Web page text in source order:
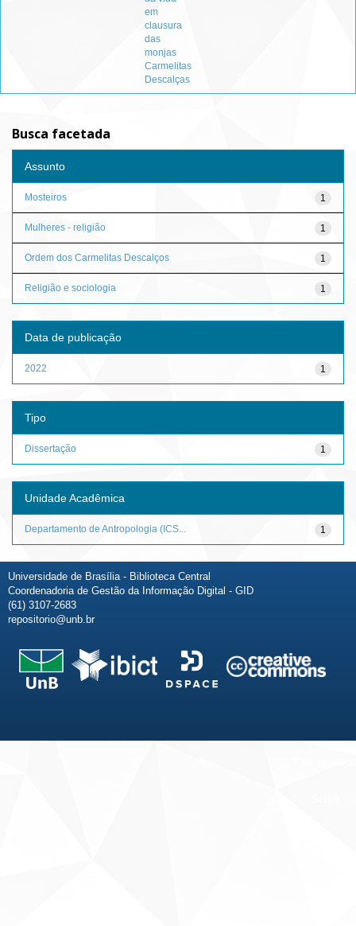
em
clausura
das
monjas
Carmelitas
Descalças
Busca facetada
Assunto
1
Mosteiros
1
Mulheres - religião
1
Ordem dos Carmelitas Descalços
1
Religião e sociologia
Data de publicação
1
2022
Tipo
1
Dissertação
Unidade Acadêmica
1
Departamento de Antropologia (ICS...
Universidade de Brasília - Biblioteca Central
Coordenadoria de Gestão da Informação Digital - GID
(61) 3107-2683
repositorio@unb.br